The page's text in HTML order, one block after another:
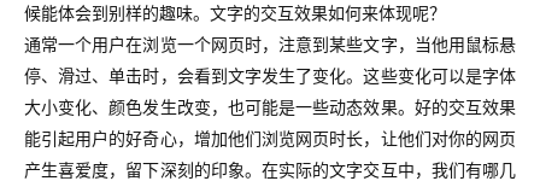
候能体会到别样的趣味。文字的交互效果如何来体现呢？
通常一个用户在浏览一个网页时，注意到某些文字，当他用鼠标悬
停、滑过、单击时，会看到文字发生了变化。这些变化可以是字体
大小变化、颜色发生改变，也可能是一些动态效果。好的交互效果
能引起用户的好奇心，增加他们浏览网页时长，让他们对你的网页
产生喜爱度，留下深刻的印象。在实际的文字交互中，我们有哪几